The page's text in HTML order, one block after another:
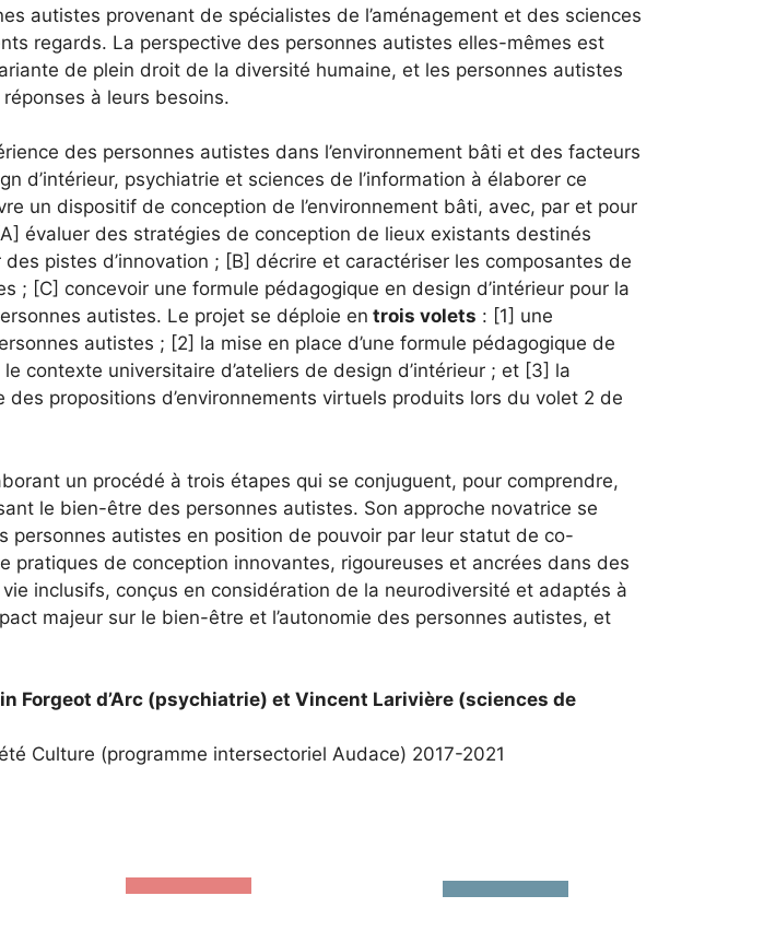
autistes provenant de spécialistes de l’aménagement et des sciences
regards. La perspective des personnes autistes elles-mêmes est
de plein droit de la diversité humaine, et les personnes autistes
à leurs besoins.
des personnes autistes dans l’environnement bâti et des facteurs
d’intérieur, psychiatrie et sciences de l’information à élaborer ce
un dispositif de conception de l’environnement bâti, avec, par et pour
évaluer des stratégies de conception de lieux existants destinés
pistes d’innovation ; [B] décrire et caractériser les composantes de
; [C] concevoir une formule pédagogique en design d’intérieur pour la
autistes. Le projet se déploie en trois volets : [1] une
autistes ; [2] la mise en place d’une formule pédagogique de
contexte universitaire d’ateliers de design d’intérieur ; et [3] la
des propositions d’environnements virtuels produits lors du volet 2 de
un procédé à trois étapes qui se conjuguent, pour comprendre,
le bien-être des personnes autistes. Son approche novatrice se
autistes en position de pouvoir par leur statut de co-
de conception innovantes, rigoureuses et ancrées dans des
inclusifs, conçus en considération de la neurodiversité et adaptés à
majeur sur le bien-être et l’autonomie des personnes autistes, et
Forgeot d’Arc (psychiatrie) et Vincent Larivière (sciences de
Culture (programme intersectoriel Audace) 2017-2021